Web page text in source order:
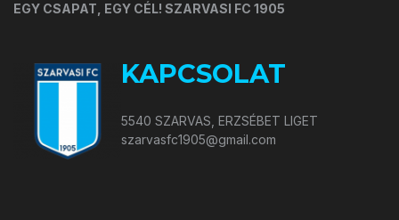
EGY CSAPAT, EGY CÉL! SZARVASI FC 1905
KAPCSOLAT
5540 SZARVAS, ERZSÉBET LIGET
szarvasfc1905@gmail.com